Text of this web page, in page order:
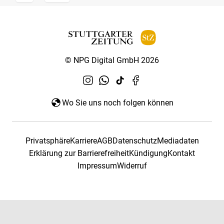
© NPG Digital GmbH 2026
Wo Sie uns noch folgen können
PrivatsphäreKarriereAGBDatenschutzMediadaten
Erklärung zur BarrierefreiheitKündigungKontakt
ImpressumWiderruf